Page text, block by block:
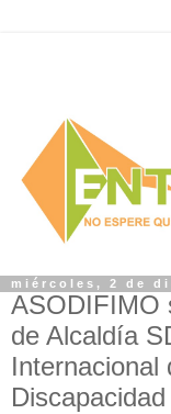
miércoles, 2 de
ASODIFIMO
de Alcaldía
Internacional
Discapacidad